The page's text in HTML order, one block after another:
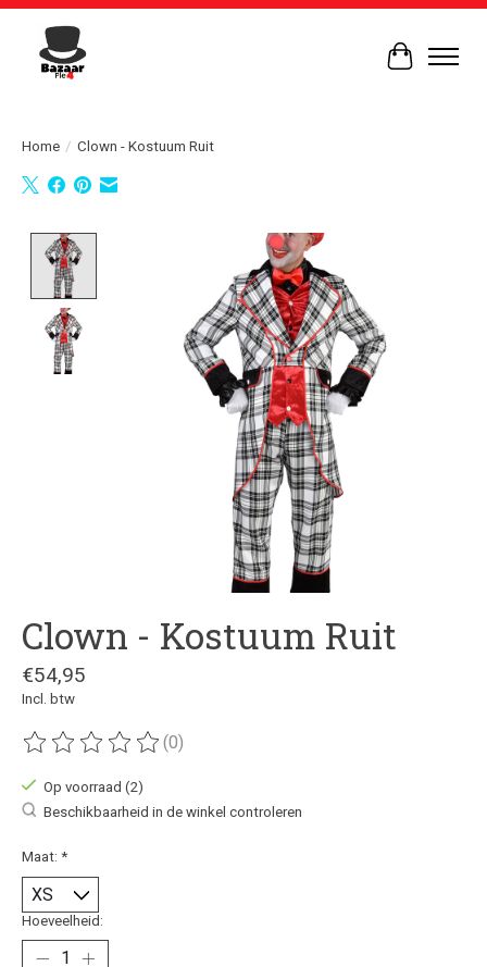
Home / Clown - Kostuum Ruit
Product image slideshow Items
Clown - Kostuum Ruit
€54,95
Incl. btw
De beoordeling van dit product is
(0)
Op voorraad (2)
Beschikbaarheid in de winkel controleren
Maat: *
Hoeveelheid: